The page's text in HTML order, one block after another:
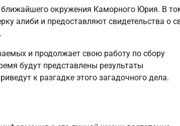
окружения Каморного Юрия. В
алиби и предоставляют свидетельства о
и продолжает свою работу по сбору
будут представлены результаты
к разгадке этого загадочного дела.